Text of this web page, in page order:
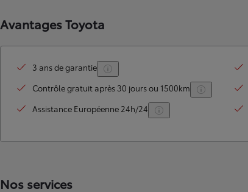
TOYOTA C-HR
HYBRIDE OU HYBRIDE RECHARGEABLE
Disponible rapidement
Avantages Toyota
3 ans de garantie
Contrôle gratuit après 30 jours ou 1500km
Assistance Européenne 24h/24
Nos services